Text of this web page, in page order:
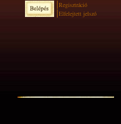
Regisztráció
Elfelejtett jelszó